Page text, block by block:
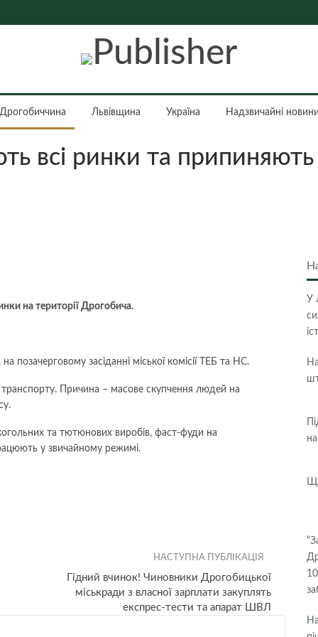
Львівщина Україна Надзвичайні
всі ринки та припиняють
на території Дрогобича.
позачерговому засіданні міської комісії ТЕБ та НС.
Причина – масове скупчення людей на
та тютюнових виробів, фаст-фуди на
у звичайному режимі.
НАСТУПНА ПУБЛІКАЦІЯ
Гідний вчинок! Чиновники Дрогобицької
міськради з власної зарплати закуплять
експрес-тести та апарат ШВЛ
У